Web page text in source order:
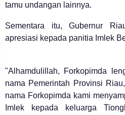
tamu undangan lainnya.
Sementara itu, Gubernur
apresiasi kepada panitia Imlek
"Alhamdulillah, Forkopimda
nama Pemerintah Provinsi
nama Forkopimda kami
Imlek kepada keluarga